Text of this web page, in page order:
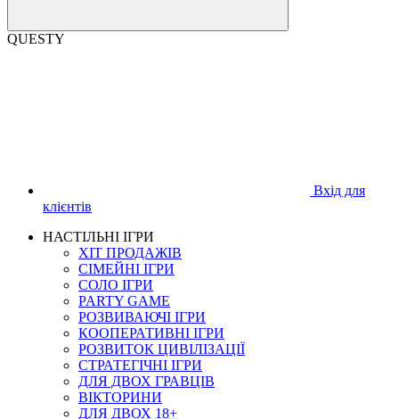
QUESTY
Вхід для
клієнтів
НАСТІЛЬНІ ІГРИ
ХІТ ПРОДАЖІВ
СІМЕЙНІ ІГРИ
СОЛО ІГРИ
PARTY GAME
РОЗВИВАЮЧІ ІГРИ
КООПЕРАТИВНІ ІГРИ
РОЗВИТОК ЦИВІЛІЗАЦІЇ
СТРАТЕГІЧНІ ІГРИ
ДЛЯ ДВОХ ГРАВЦІВ
ВІКТОРИНИ
ДЛЯ ДВОХ 18+